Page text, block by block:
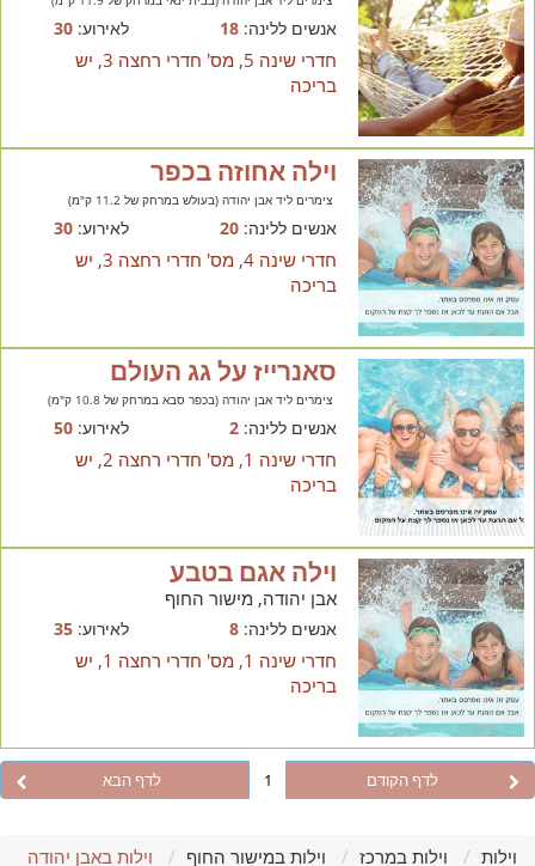
אנשים ללינה:18 לאירוע:30
חדרי שינה 5, מס' חדרי רחצה 3, יש
בריכה
וילה אחוזה בכפר
צימרים ליד אבן יהודה (בעולש במרחק של 11.2 ק"מ)
אנשים ללינה:20 לאירוע:30
חדרי שינה 4, מס' חדרי רחצה 3, יש
בריכה
סאנרייז על גג העולם
צימרים ליד אבן יהודה (בכפר סבא במרחק של 10.8 ק"מ)
אנשים ללינה:2 לאירוע:50
חדרי שינה 1, מס' חדרי רחצה 2, יש
בריכה
וילה אגם בטבע
אבן יהודה, מישור החוף
אנשים ללינה:8 לאירוע:35
חדרי שינה 1, מס' חדרי רחצה 1, יש
בריכה
לדף הקודם 1 לדף הבא
וילות וילות במרכז וילות במישור החוף וילות באבן יהודה